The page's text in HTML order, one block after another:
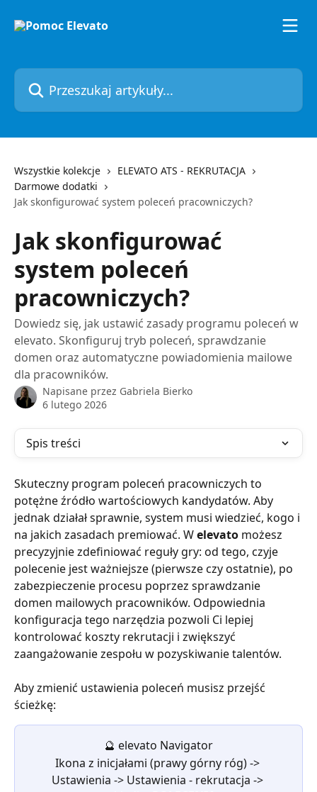
Przeszukaj artykuły...
Wszystkie kolekcje
ELEVATO ATS - REKRUTACJA
Darmowe dodatki
Jak skonfigurować system poleceń pracowniczych?
Jak skonfigurować
system poleceń
pracowniczych?
Dowiedz się, jak ustawić zasady programu poleceń w
elevato. Skonfiguruj tryb poleceń, sprawdzanie
domen oraz automatyczne powiadomienia mailowe
dla pracowników.
Napisane przez Gabriela Bierko
6 lutego 2026
Spis treści
Skuteczny program poleceń pracowniczych to
potężne źródło wartościowych kandydatów. Aby
jednak działał sprawnie, system musi wiedzieć, kogo i
na jakich zasadach premiować. W elevato możesz
precyzyjnie zdefiniować reguły gry: od tego, czyje
polecenie jest ważniejsze (pierwsze czy ostatnie), po
zabezpieczenie procesu poprzez sprawdzanie
domen mailowych pracowników. Odpowiednia
konfiguracja tego narzędzia pozwoli Ci lepiej
kontrolować koszty rekrutacji i zwiększyć
zaangażowanie zespołu w pozyskiwanie talentów.
Aby zmienić ustawienia poleceń musisz przejść
ścieżkę:
🔮 elevato Navigator
Ikona z inicjałami (prawy górny róg) ->
Ustawienia -> Ustawienia - rekrutacja ->